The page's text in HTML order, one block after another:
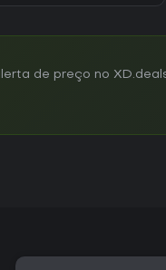
de preço no